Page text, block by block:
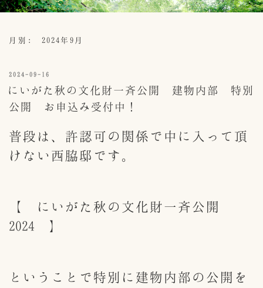
プ
月別: 2024年9月
投
日:
2024-09-16
にいがた秋の文化財一斉公開 建物内部 特別
公開 お申込み受付中！
普段は、許認可の関係で中に入って頂
けない西脇邸です。
【 にいがた秋の文化財一斉公開
2024 】
ということで特別に建物内部の公開を